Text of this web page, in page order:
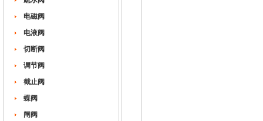
电磁阀
电液阀
切断阀
调节阀
截止阀
蝶阀
闸阀